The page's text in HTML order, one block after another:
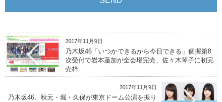
2017年11月9日
乃木坂46「いつかできるから今日できる」個握第8
次受付で岩本蓮加が全会場完売、佐々木琴子に初完
売枠
2017年11月9日
乃木坂46、秋元・堀・久保が東京ドーム公演を振り